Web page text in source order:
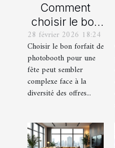
Comment
choisir le bon
forfait de
photobooth
pour votre fête
28 février 2026 18:24
Choisir le bon forfait de
photobooth pour une
fête peut sembler
complexe face à la
diversité des offres...